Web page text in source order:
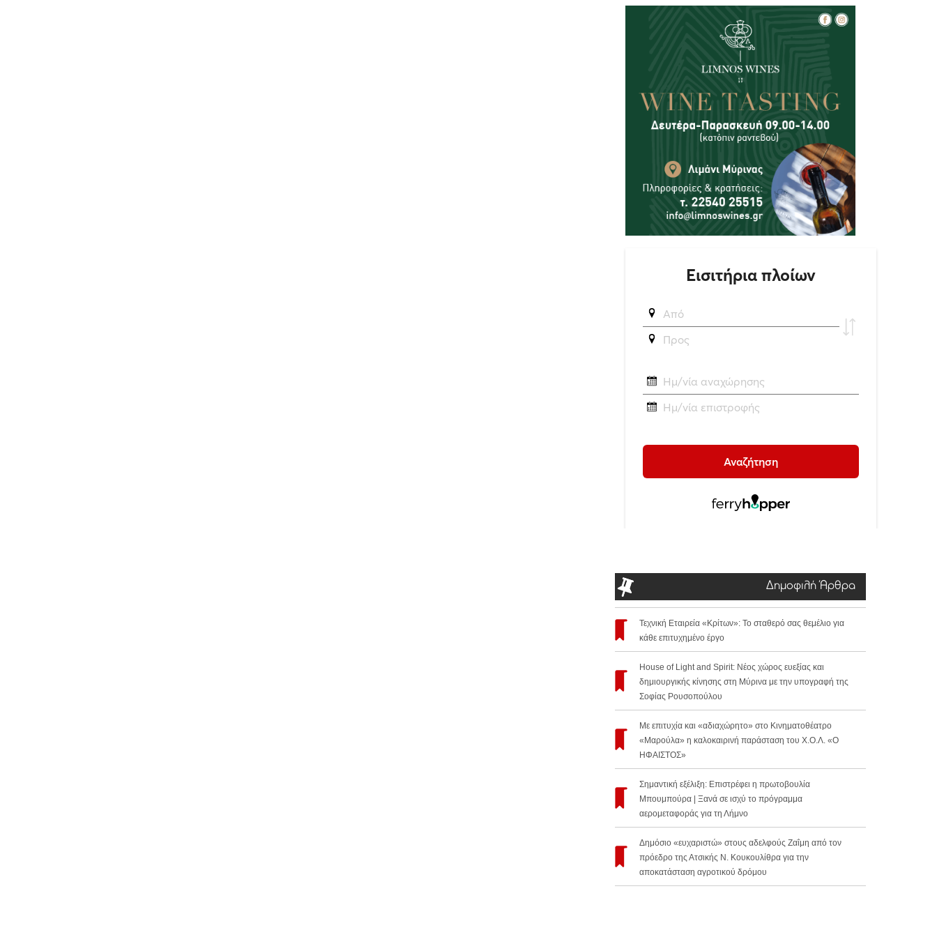
Δημοφιλή Άρθρα
Τεχνική Εταιρεία «Κρίτων»: Το σταθερό σας θεμέλιο για
κάθε επιτυχημένο έργο
House of Light and Spirit: Νέος χώρος ευεξίας και
δημιουργικής κίνησης στη Μύρινα με την υπογραφή της
Σοφίας Ρουσοπούλου
Με επιτυχία και «αδιαχώρητο» στο Κινηματοθέατρο
«Μαρούλα» η καλοκαιρινή παράσταση του Χ.Ο.Λ. «Ο
ΗΦΑΙΣΤΟΣ»
Σημαντική εξέλιξη: Επιστρέφει η πρωτοβουλία
Μπουμπούρα | Ξανά σε ισχύ το πρόγραμμα
αερομεταφοράς για τη Λήμνο
Δημόσιο «ευχαριστώ» στους αδελφούς Ζαΐμη από τον
πρόεδρο της Ατσικής Ν. Κουκουλίθρα για την
αποκατάσταση αγροτικού δρόμου